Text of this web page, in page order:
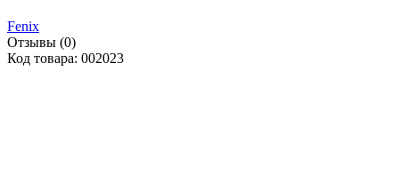
Fenix
Отзывы (0)
Код товара: 002023